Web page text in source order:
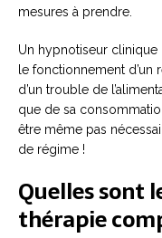
mesures à prendre.
Un hypnotiseur
le fonctionnement
d’un trouble de
que de sa
être même pas
de régime !
Quelles sont
thérapie